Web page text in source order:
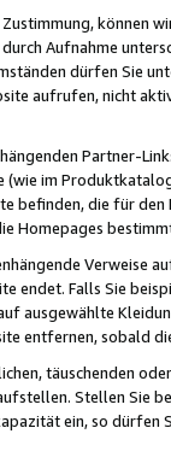
können
Aufnahme
dürfen Sie
aufrufen, nicht
Partner-
im
befinden, die für
Homepages
endet. Falls Sie
ausgewählte
entfernen, sobald
täuschenden
Stellen Sie
ein, so dürfen